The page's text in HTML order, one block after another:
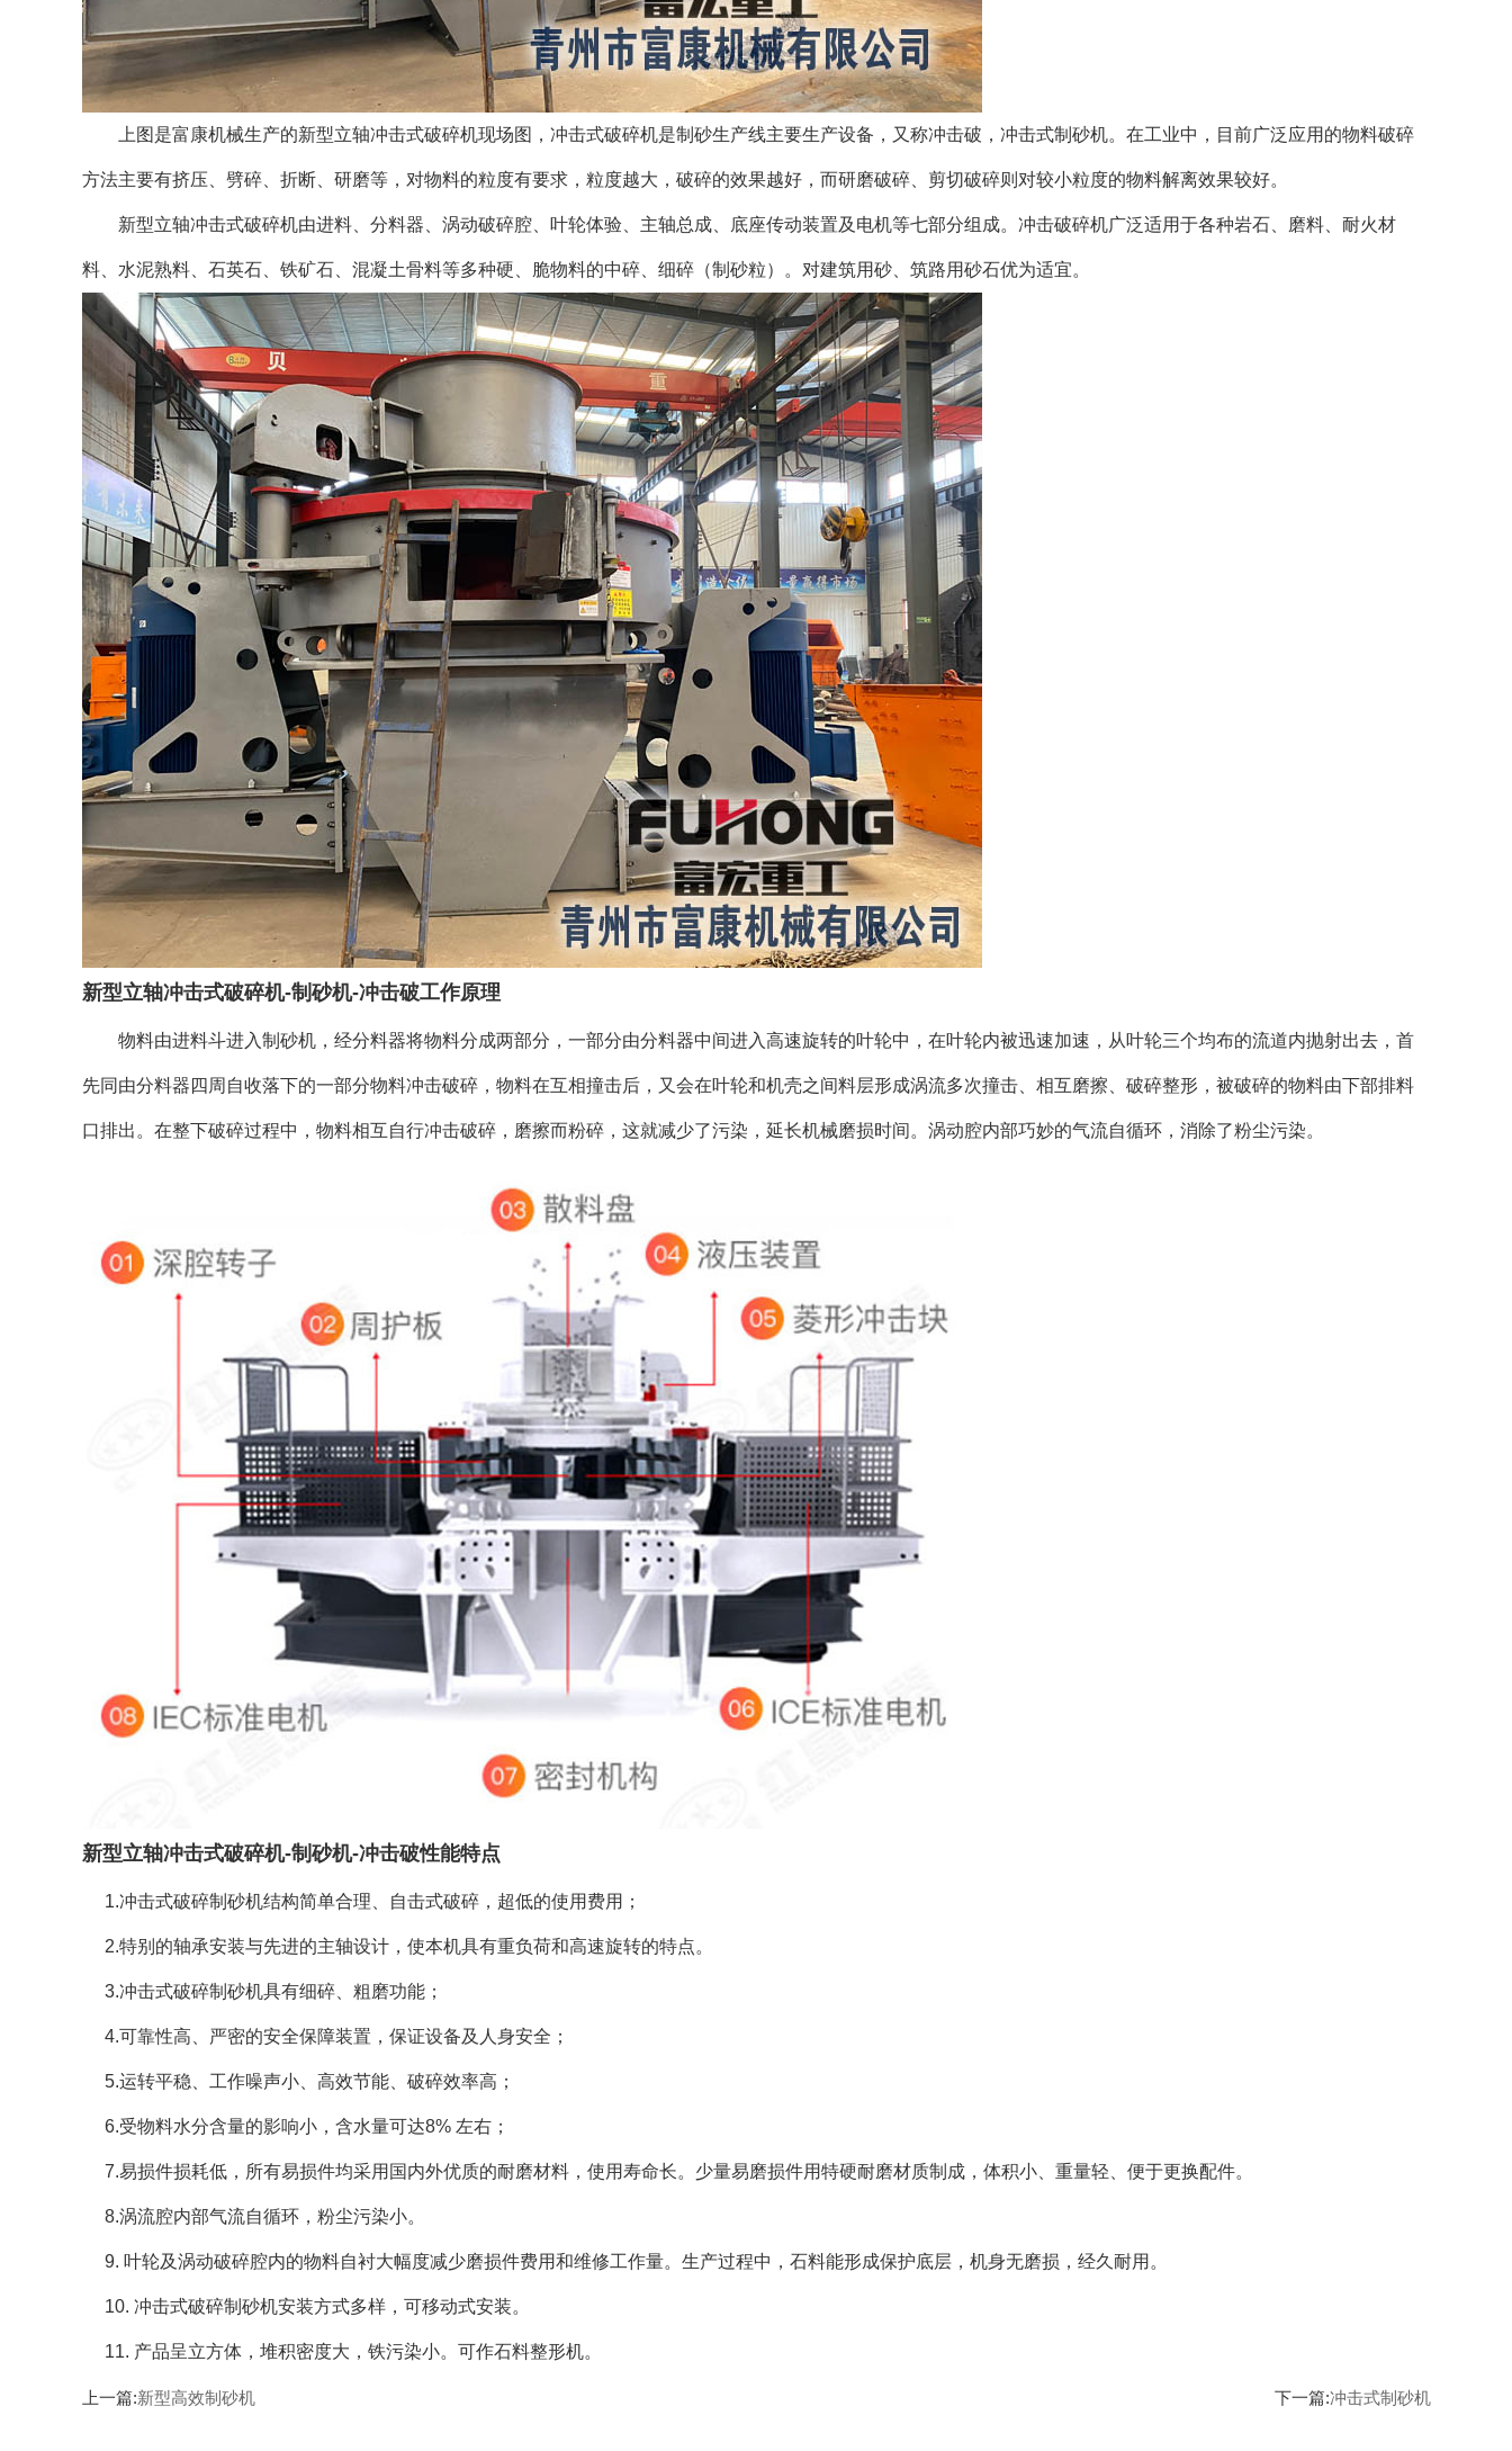
上图是富康机械生产的新型立轴冲击式破碎机现场图， 冲击式破碎机是制砂生产线主要生产设备，又称冲击破，冲击式制砂机。 在工业中，目前广泛应用的物料破碎
方法主要有挤压、劈碎、折断、研磨等，对物料的粒度有要求，粒度越大，破碎的效果越好，而研磨破碎、剪切破碎则对较小粒度的物料解离效果较好。
新型立轴冲击式破碎机由进料、分料器、涡动破碎腔、叶轮体验、主轴总成、底座传动装置及电机等七部分组成。冲击破碎机广泛适用于各种岩石、磨料、耐火材
料、水泥熟料、石英石、铁矿石、混凝土骨料等多种硬、脆物料的中碎、细碎（制砂粒）。对建筑用砂、筑路用砂石优为适宜。
新型立轴冲击式破碎机-制砂机-冲击破工作原理
物料由进料斗进入制砂机，经分料器将物料分成两部分，一部分由分料器中间进入高速旋转的叶轮中，在叶轮内被迅速加速，从叶轮三个均布的流道内抛射出去，首
先同由分料器四周自收落下的一部分物料冲击破碎，物料在互相撞击后，又会在叶轮和机壳之间料层形成涡流多次撞击、相互磨擦、破碎整形，被破碎的物料由下部排料
口排出。在整下破碎过程中，物料相互自行冲击破碎，磨擦而粉碎，这就减少了污染，延长机械磨损时间。涡动腔内部巧妙的气流自循环，消除了粉尘污染。
新型立轴冲击式破碎机-制砂机-冲击破性能特点
1.冲击式破碎制砂机结构简单合理、自击式破碎，超低的使用费用；
2.特别的轴承安装与先进的主轴设计，使本机具有重负荷和高速旋转的特点。
3.冲击式破碎制砂机具有细碎、粗磨功能；
4.可靠性高、严密的安全保障装置，保证设备及人身安全；
5.运转平稳、工作噪声小、高效节能、破碎效率高；
6.受物料水分含量的影响小，含水量可达8% 左右；
7.易损件损耗低，所有易损件均采用国内外优质的耐磨材料，使用寿命长。少量易磨损件用特硬耐磨材质制成，体积小、重量轻、便于更换配件。
8.涡流腔内部气流自循环，粉尘污染小。
9. 叶轮及涡动破碎腔内的物料自衬大幅度减少磨损件费用和维修工作量。生产过程中，石料能形成保护底层，机身无磨损，经久耐用。
10. 冲击式破碎制砂机安装方式多样，可移动式安装。
11. 产品呈立方体，堆积密度大，铁污染小。可作石料整形机。
上一篇:新型高效制砂机 下一篇:冲击式制砂机